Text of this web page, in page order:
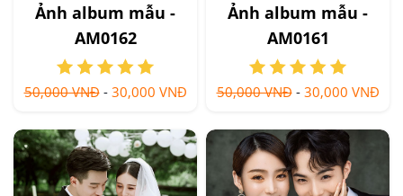
Ảnh album mẫu -
AM0162
50,000 VNĐ- 30,000 VNĐ
Ảnh album mẫu -
AM0161
50,000 VNĐ- 30,000 VNĐ